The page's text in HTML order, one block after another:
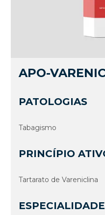
APO-
PATOLOGIAS
Tabagismo
PRINCÍPIO
Tartarato de Vareniclina